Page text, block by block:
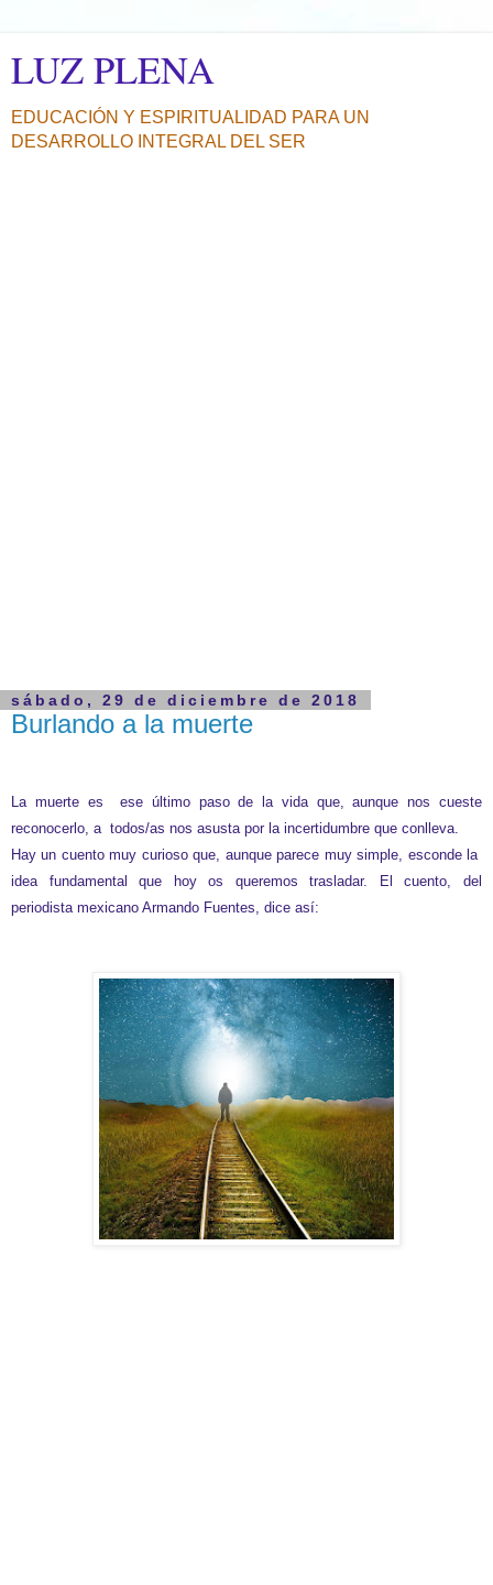
LUZ PLENA
EDUCACIÓN Y ESPIRITUALIDAD PARA UN
DESARROLLO INTEGRAL DEL SER
sábado, 29 de diciembre de 2018
Burlando a la muerte
La muerte es ese último paso de la vida que, aunque nos cueste
reconocerlo, a todos/as nos asusta por la incertidumbre que conlleva.
Hay un cuento muy curioso que, aunque parece muy simple, esconde la
idea fundamental que hoy os queremos trasladar.
El cuento, del
periodista mexicano Armando Fuentes, dice así: